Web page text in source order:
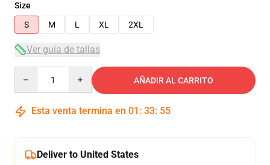
Size
S
M L XL 2XL
Ver guía de tallas
AÑADIR AL CARRITO
Esta venta termina en 01 : 33: 54
Deliver to United States